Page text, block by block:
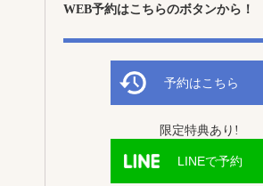
WEB予約はこちらのボタンから！
予約はこちら
限定特典あり!
LINEで予約